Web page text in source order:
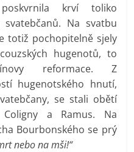
krví toliko
Na svatbu
totiž pochopitelně sjely
hugenotů, to
reformace. Z
hugenotského hnutí,
se stali obětí
a Ramus. Na
Bourbonského se prý
nebo na mši!“